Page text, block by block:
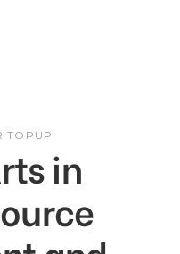
TOPUP
in